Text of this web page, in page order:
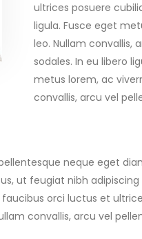
ultrices posuere
ligula. Fusce eget
leo. Nullam convallis,
sodales. In eu libero
metus lorem, ac
convallis, arcu vel
neque eget
ut feugiat nibh
orci luctus et
convallis, arcu vel